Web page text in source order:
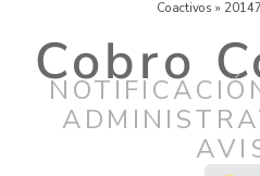
Coactivos »
Cobro